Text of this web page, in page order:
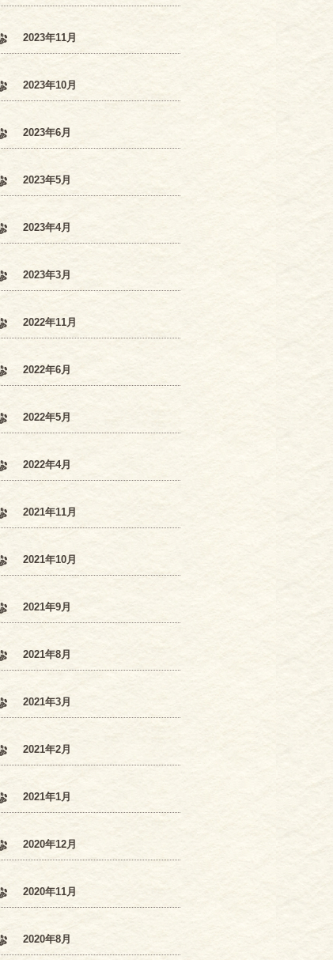
2023年11月
2023年10月
2023年6月
2023年5月
2023年4月
2023年3月
2022年11月
2022年6月
2022年5月
2022年4月
2021年11月
2021年10月
2021年9月
2021年8月
2021年3月
2021年2月
2021年1月
2020年12月
2020年11月
2020年8月